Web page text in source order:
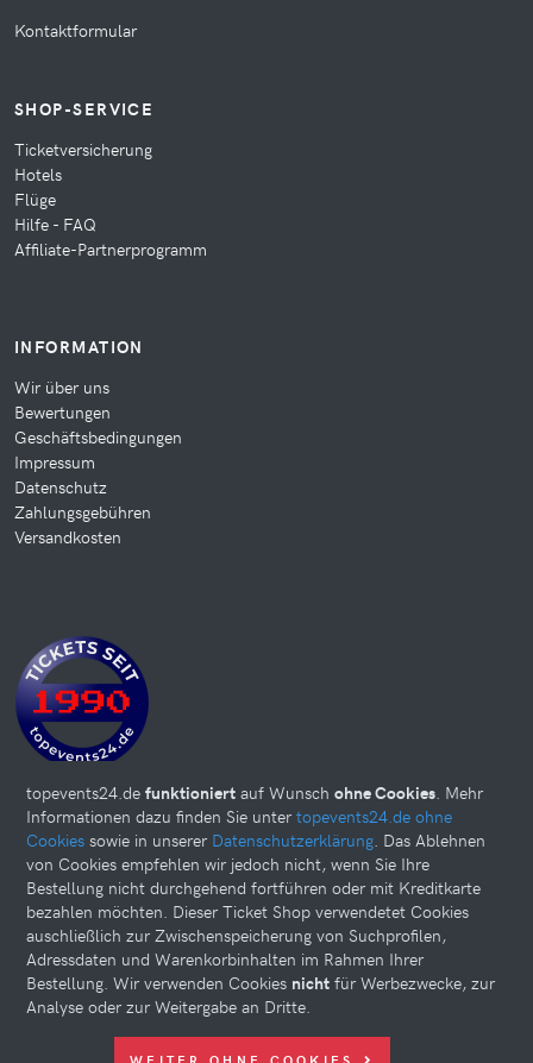
Kontaktformular
SHOP-SERVICE
Ticketversicherung
Hotels
Flüge
Hilfe - FAQ
Affiliate-Partnerprogramm
INFORMATION
Wir über uns
Bewertungen
Geschäftsbedingungen
Impressum
Datenschutz
Zahlungsgebühren
Versandkosten
Diese Website kann Cookies verwenden. Bitte nehmen Sie weiter
topevents24.de funktioniert auf Wunsch ohne Cookies. Mehr
Informationen dazu finden Sie unter topevents24.de ohne
Cookies sowie in unserer Datenschutzerklärung. Das Ablehnen
von Cookies empfehlen wir jedoch nicht, wenn Sie Ihre
Bestellung nicht durchgehend fortführen oder mit Kreditkarte
bezahlen möchten. Dieser Ticket Shop verwendetet Cookies
auschließlich zur Zwischenspeicherung von Suchprofilen,
Adressdaten und Warenkorbinhalten im Rahmen Ihrer
Bestellung. Wir verwenden Cookies nicht für Werbezwecke, zur
Analyse oder zur Weitergabe an Dritte.